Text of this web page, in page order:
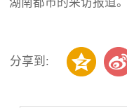
分享到: